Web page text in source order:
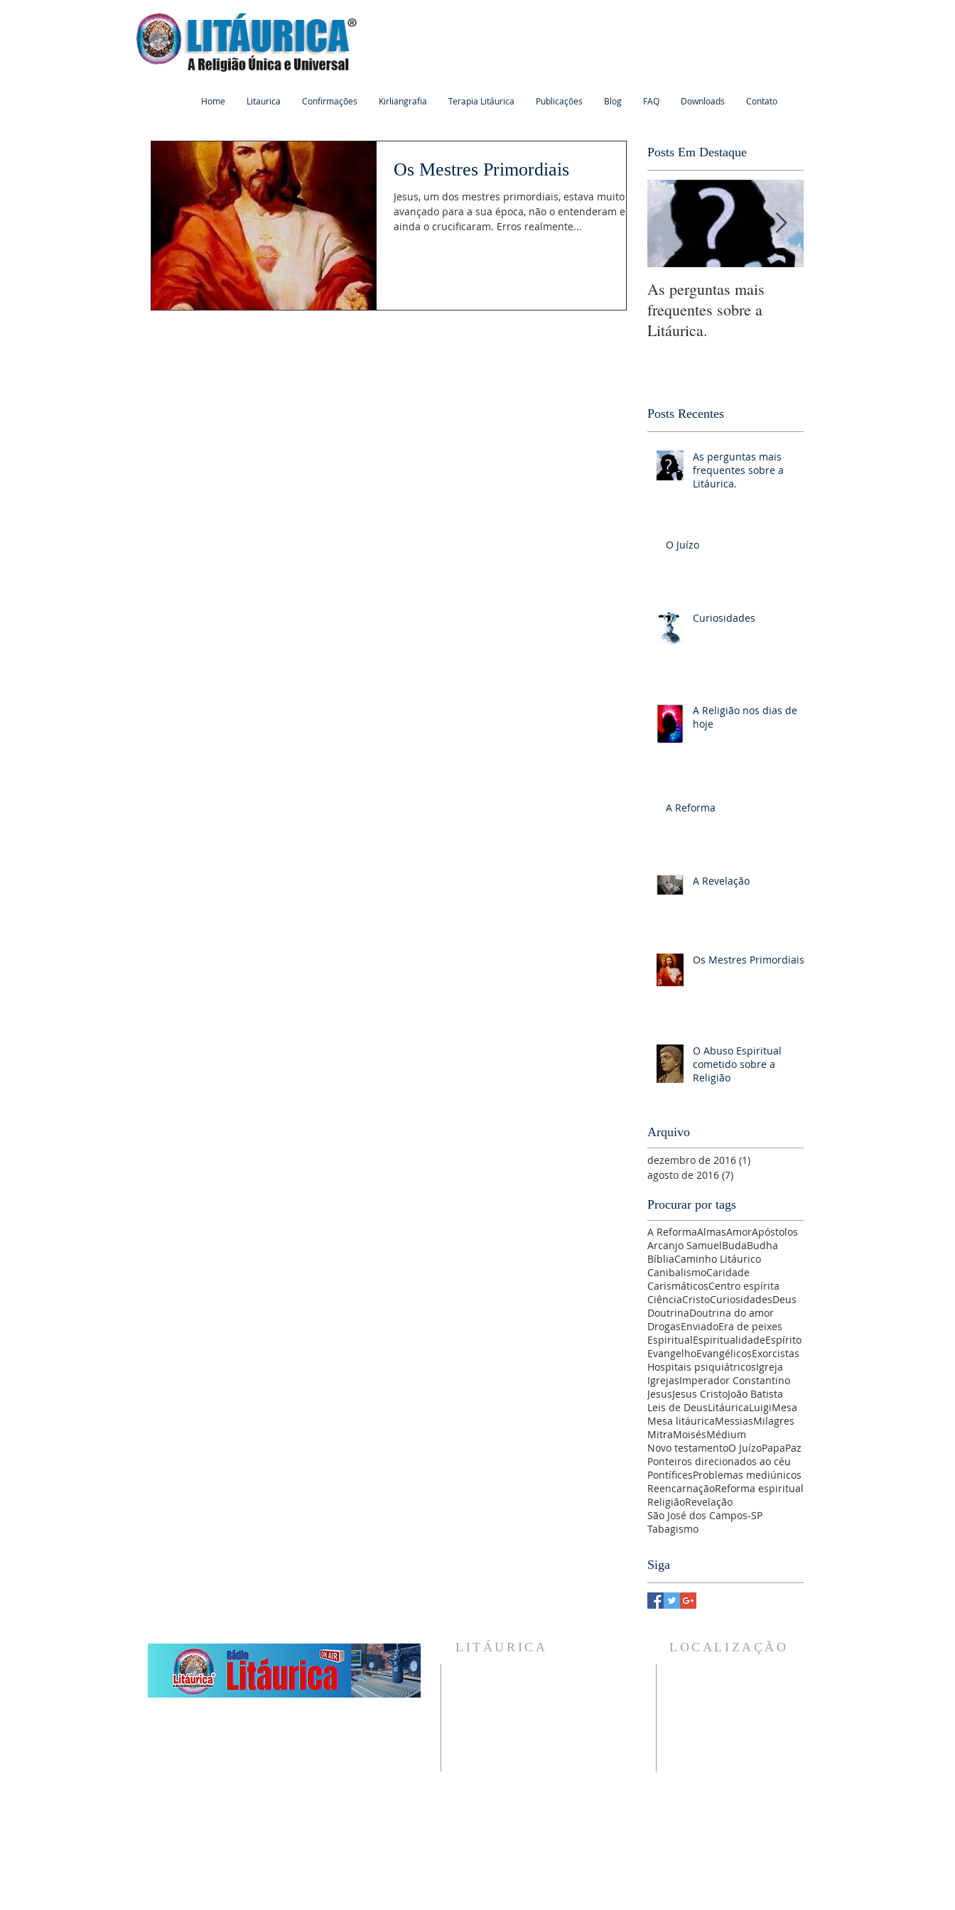
Home Litaurica Confirmações Kirliangrafia Terapia Litáurica Publicações Blog FAQ Downloads Contato
Os Mestres Primordiais
Jesus, um dos mestres primordiais, estava muito
avançado para a sua época, não o entenderam e
ainda o crucificaram. Erros realmente...
Posts Em Destaque
As perguntas mais
frequentes sobre a
Litáurica.
Posts Recentes
As perguntas mais
frequentes sobre a
Litáurica.
O Juízo
Curiosidades
A Religião nos dias de
hoje
A Reforma
A Revelação
Os Mestres Primordiais
O Abuso Espiritual
cometido sobre a
Religião
Arquivo
dezembro de 2016 (1)
agosto de 2016 (7)
Procurar por tags
A ReformaAlmasAmorApóstolos
Arcanjo SamuelBudaBudha
BíbliaCaminho Litáurico
CanibalismoCaridade
CarismáticosCentro espírita
CiênciaCristoCuriosidadesDeus
DoutrinaDoutrina do amor
DrogasEnviadoEra de peixes
EspiritualEspiritualidadeEspírito
EvangelhoEvangélicosExorcistas
Hospitais psiquiátricosIgreja
IgrejasImperador Constantino
JesusJesus CristoJoão Batista
Leis de DeusLitáuricaLuigiMesa
Mesa litáuricaMessiasMilagres
MitraMoisésMédium
Novo testamentoO JuízoPapaPaz
Ponteiros direcionados ao céu
PontíficesProblemas mediúnicos
ReencarnaçãoReforma espiritual
ReligiãoRevelação
São José dos Campos-SP
Tabagismo
Siga
LITÁURICA LOCALIZAÇÃO